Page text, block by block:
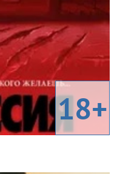
18+